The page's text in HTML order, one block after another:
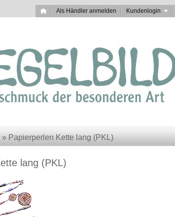
Als Händler anmelden Kundenlogin
» Papierperlen Kette lang (PKL)
lang (PKL)